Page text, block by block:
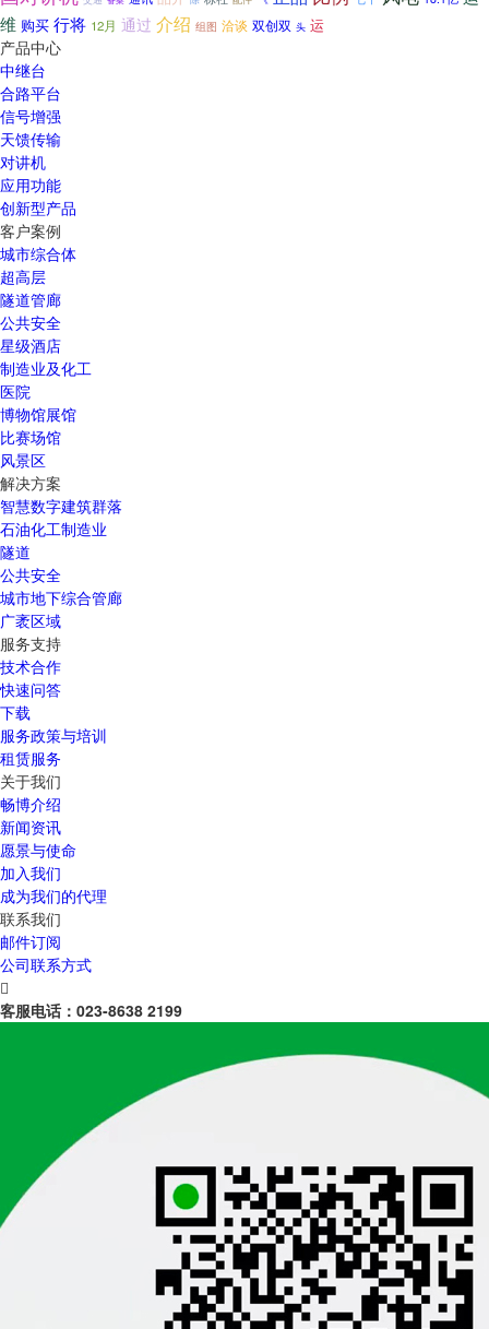
维 购买 行将 12月 通过 介绍 组图 洽谈 双创双 头 运
产品中心
中继台
合路平台
信号增强
天馈传输
对讲机
应用功能
创新型产品
客户案例
城市综合体
超高层
隧道管廊
公共安全
星级酒店
制造业及化工
医院
博物馆展馆
比赛场馆
风景区
解决方案
智慧数字建筑群落
石油化工制造业
隧道
公共安全
城市地下综合管廊
广袤区域
服务支持
技术合作
快速问答
下载
服务政策与培训
租赁服务
关于我们
畅博介绍
新闻资讯
愿景与使命
加入我们
成为我们的代理
联系我们
邮件订阅
公司联系方式

客服电话： 023-8638 2199